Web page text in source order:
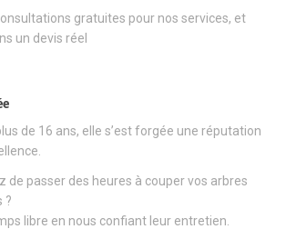
gratuites pour nos services, et
un devis réel
de 16 ans, elle s’est forgée une réputation
de passer des heures à couper vos arbres
?
libre en nous confiant leur entretien.